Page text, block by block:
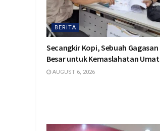
BERITA
Secangkir Kopi, Sebuah Gagasan
Besar untuk Kemaslahatan Umat
AUGUST 6, 2026